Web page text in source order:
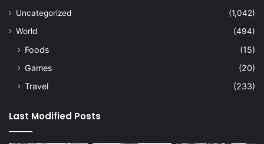
Uncategorized
(1,042)
World
(494)
Foods
(15)
Games
(20)
Travel
(233)
Last Modified Posts